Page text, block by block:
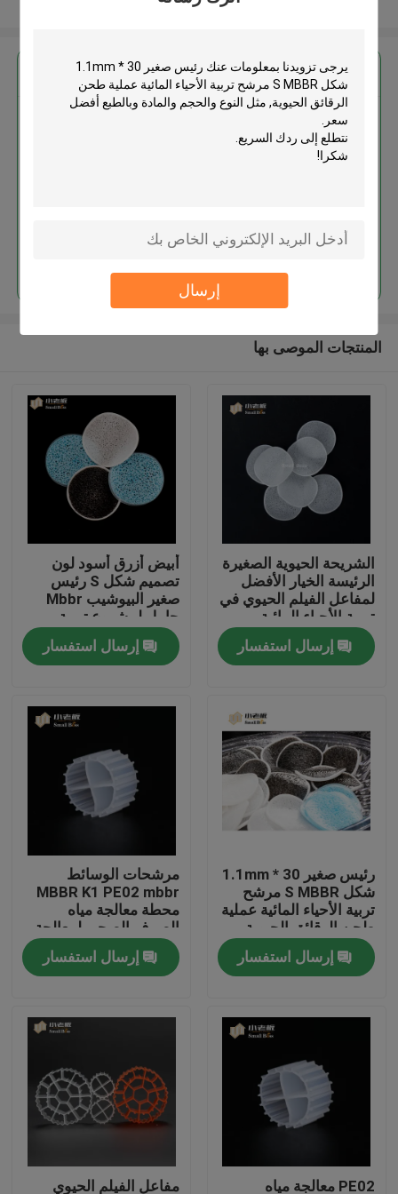
إرسال
منتجات
معلومات عنا
مراقبة الجودة
اتصل بنا
مدونة
اطلب اقتباس
الوسائط المرشحة MBBR
MBBR بيو ميديا
احصل على افضل سعر ل
المنتجات الموصى بها
الشريحة الحيوية الصغيرة
الرئيسة الخيار الأفضل
لمفاعل الفيلم الحيوي في
تربية الأحياء المائية
إرسال استفسار
أبيض أزرق أسود لون
تصميم شكل S رئيس
صغير البيوشيب Mbbr
حامل لمشروع تربية
الأحياء المائية
إرسال استفسار
رئيس صغير 30 * 1.1mm
شكل S MBBR مرشح
تربية الأحياء المائية عملية
طحن الرقائق الحيوية
إرسال استفسار
مرشحات الوسائط
MBBR K1 PE02 mbbr
محطة معالجة مياه
الصرف الصحي لمعالجة
الصرف الصحي
إرسال استفسار
PE02 معالجة مياه مفاعل الفيلم الحيوي